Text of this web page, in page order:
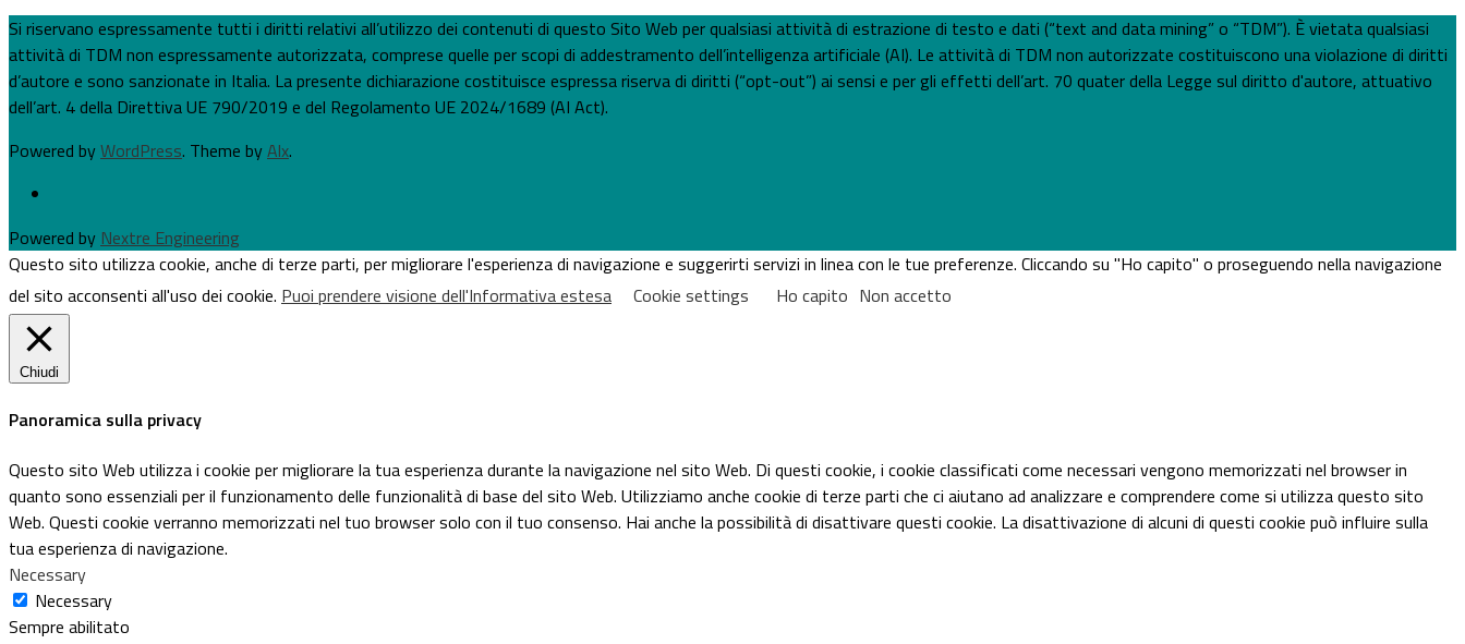
Si riservano espressamente tutti i diritti relativi all’utilizzo dei contenuti di questo Sito Web per qualsiasi attività di estrazione di testo e dati (“text and data mining” o “TDM”). È vietata qualsiasi
attività di TDM non espressamente autorizzata, comprese quelle per scopi di addestramento dell’intelligenza artificiale (AI). Le attività di TDM non autorizzate costituiscono una violazione di diritti
d’autore e sono sanzionate in Italia. La presente dichiarazione costituisce espressa riserva di diritti (“opt-out”) ai sensi e per gli effetti dell’art. 70 quater della Legge sul diritto d'autore, attuativo
dell’art. 4 della Direttiva UE 790/2019 e del Regolamento UE 2024/1689 (AI Act).
Powered byWordPress. Theme byAlx.
Powered by Nextre Engineering
Questo sito utilizza cookie, anche di terze parti, per migliorare l'esperienza di navigazione e suggerirti servizi in linea con le tue preferenze. Cliccando su "Ho capito" o proseguendo nella navigazione
del sito acconsenti all'uso dei cookie. Puoi prendere visione dell'Informativa estesa Cookie settings Ho capito Non accetto
Chiudi
Panoramica sulla privacy
Questo sito Web utilizza i cookie per migliorare la tua esperienza durante la navigazione nel sito Web. Di questi cookie, i cookie classificati come necessari vengono memorizzati nel browser in
quanto sono essenziali per il funzionamento delle funzionalità di base del sito Web. Utilizziamo anche cookie di terze parti che ci aiutano ad analizzare e comprendere come si utilizza questo sito
Web. Questi cookie verranno memorizzati nel tuo browser solo con il tuo consenso. Hai anche la possibilità di disattivare questi cookie. La disattivazione di alcuni di questi cookie può influire sulla
tua esperienza di navigazione.
Necessary
Necessary
Sempre abilitato